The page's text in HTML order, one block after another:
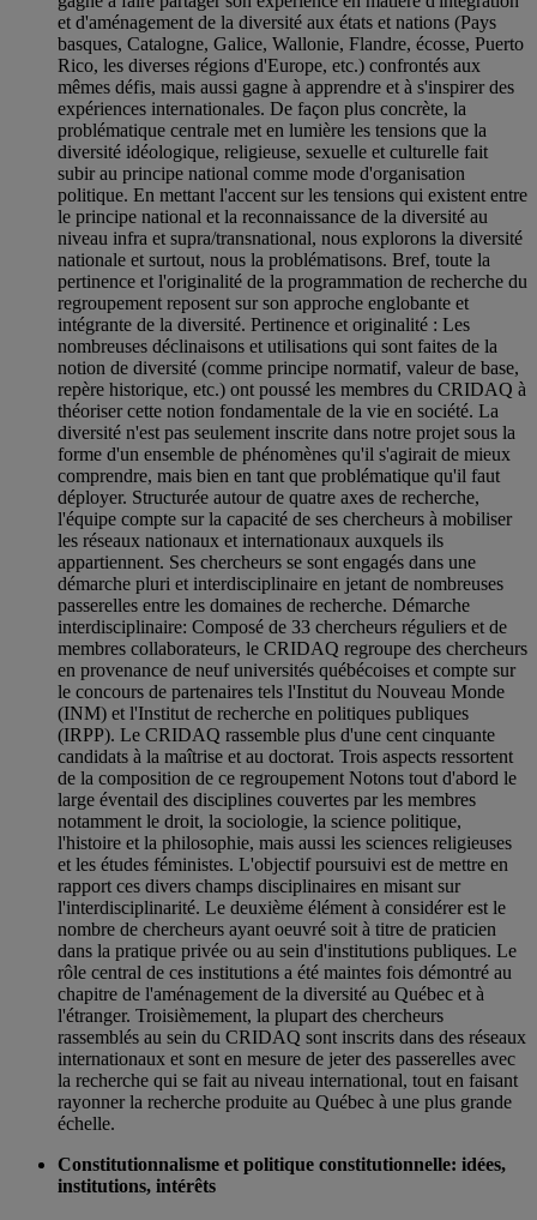
et d'aménagement de la diversité aux états et nations (Pays
basques, Catalogne, Galice, Wallonie, Flandre, écosse, Puerto
Rico, les diverses régions d'Europe, etc.) confrontés aux
mêmes défis, mais aussi gagne à apprendre et à s'inspirer des
expériences internationales. De façon plus concrète, la
problématique centrale met en lumière les tensions que la
diversité idéologique, religieuse, sexuelle et culturelle fait
subir au principe national comme mode d'organisation
politique. En mettant l'accent sur les tensions qui existent entre
le principe national et la reconnaissance de la diversité au
niveau infra et supra/transnational, nous explorons la diversité
nationale et surtout, nous la problématisons. Bref, toute la
pertinence et l'originalité de la programmation de recherche du
regroupement reposent sur son approche englobante et
intégrante de la diversité. Pertinence et originalité : Les
nombreuses déclinaisons et utilisations qui sont faites de la
notion de diversité (comme principe normatif, valeur de base,
repère historique, etc.) ont poussé les membres du CRIDAQ à
théoriser cette notion fondamentale de la vie en société. La
diversité n'est pas seulement inscrite dans notre projet sous la
forme d'un ensemble de phénomènes qu'il s'agirait de mieux
comprendre, mais bien en tant que problématique qu'il faut
déployer. Structurée autour de quatre axes de recherche,
l'équipe compte sur la capacité de ses chercheurs à mobiliser
les réseaux nationaux et internationaux auxquels ils
appartiennent. Ses chercheurs se sont engagés dans une
démarche pluri et interdisciplinaire en jetant de nombreuses
passerelles entre les domaines de recherche. Démarche
interdisciplinaire: Composé de 33 chercheurs réguliers et de
membres collaborateurs, le CRIDAQ regroupe des chercheurs
en provenance de neuf universités québécoises et compte sur
le concours de partenaires tels l'Institut du Nouveau Monde
(INM) et l'Institut de recherche en politiques publiques
(IRPP). Le CRIDAQ rassemble plus d'une cent cinquante
candidats à la maîtrise et au doctorat. Trois aspects ressortent
de la composition de ce regroupement Notons tout d'abord le
large éventail des disciplines couvertes par les membres
notamment le droit, la sociologie, la science politique,
l'histoire et la philosophie, mais aussi les sciences religieuses
et les études féministes. L'objectif poursuivi est de mettre en
rapport ces divers champs disciplinaires en misant sur
l'interdisciplinarité. Le deuxième élément à considérer est le
nombre de chercheurs ayant oeuvré soit à titre de praticien
dans la pratique privée ou au sein d'institutions publiques. Le
rôle central de ces institutions a été maintes fois démontré au
chapitre de l'aménagement de la diversité au Québec et à
l'étranger. Troisièmement, la plupart des chercheurs
rassemblés au sein du CRIDAQ sont inscrits dans des réseaux
internationaux et sont en mesure de jeter des passerelles avec
la recherche qui se fait au niveau international, tout en faisant
rayonner la recherche produite au Québec à une plus grande
échelle.
Constitutionnalisme et politique constitutionnelle: idées,
institutions, intérêts